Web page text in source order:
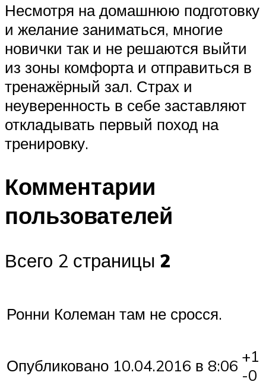
Несмотря на домашнюю подготовку
и желание заниматься, многие
новички так и не решаются выйти
из зоны комфорта и отправиться в
тренажёрный зал. Страх и
неуверенность в себе заставляют
откладывать первый поход на
тренировку.
Комментарии
пользователей
Всего 2 страницы 2
Ронни Колеман там не сросся.
Опубликовано 10.04.2016 в 8:06
+1
-0